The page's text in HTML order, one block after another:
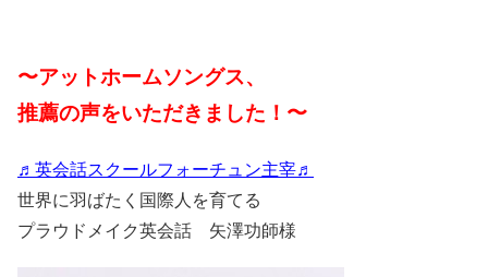
〜アットホームソングス、
推薦の声をいただきました！〜
♬英会話スクールフォーチュン主宰♬
世界に羽ばたく国際人を育てる
プラウドメイク英会話 矢澤功師様